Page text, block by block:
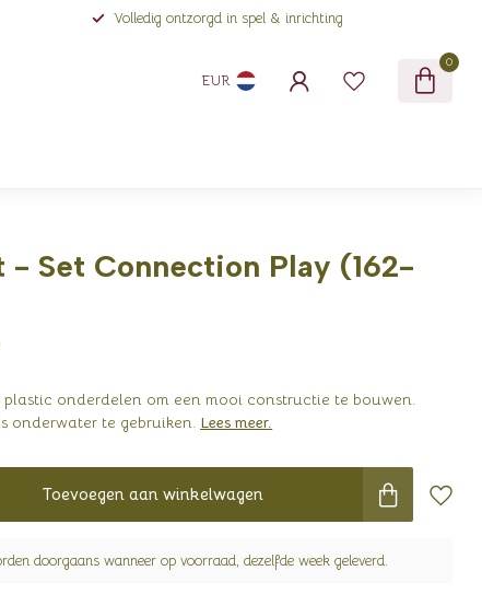
Volledig ontzorgd in spel & inrichting
EUR
0
- Set Connection Play (162-
onderdelen om een mooi constructie te bouwen.
onderwater te gebruiken. Lees meer.
Toevoegen aan winkelwagen
doorgaans wanneer op voorraad, dezelfde week geleverd.